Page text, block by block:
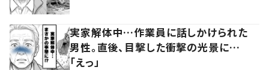
実家解体中…作業員に話しかけられた
男性。直後、目撃した衝撃の光景に…
「えっ」